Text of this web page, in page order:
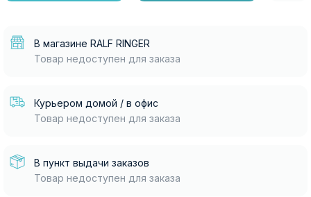
В магазине RALF RINGER
Товар недоступен для заказа
Курьером домой / в офис
Товар недоступен для заказа
В пункт выдачи заказов
Товар недоступен для заказа